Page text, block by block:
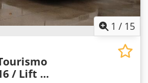
1 / 15
/ Lift ...